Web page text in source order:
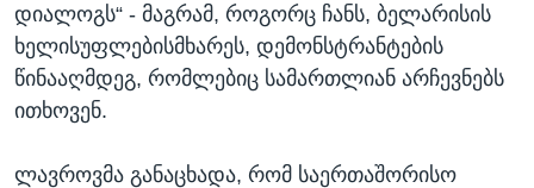
დიალოგს“ - მაგრამ, როგორც ჩანს, ბელარისის
ხელისუფლებისმხარეს, დემონსტრანტების
წინააღმდეგ, რომლებიც სამართლიან არჩევნებს
ითხოვენ.
ლავროვმა განაცხადა, რომ საერთაშორისო